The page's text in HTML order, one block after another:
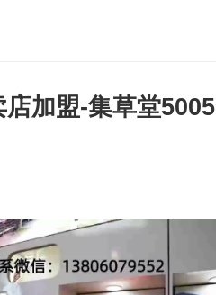
加盟-集草堂5005